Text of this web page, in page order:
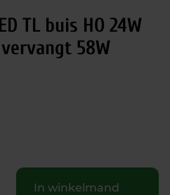
TL buis HO 24W
58W
In winkelmand